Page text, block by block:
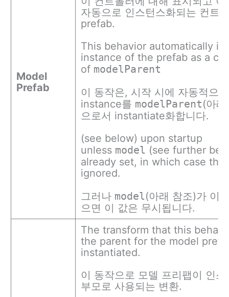
Model
Prefab
자동으로 인스턴스화되는 컨트
prefab.
This behavior automatically
instance of the prefab as a
of modelParent
이 동작은, 시작 시에 자동적으
instance를 modelParent(아
으로서 instantiate화합니다.
(see below) upon startup
unless model (see further
already set, in which case
ignored.
그러나 model(아래 참조)가 이
으면 이 값은 무시됩니다.
The transform that this
the parent for the model
instantiated.
이 동작으로 모델 프리팹이 인
부모로 사용되는 변환.